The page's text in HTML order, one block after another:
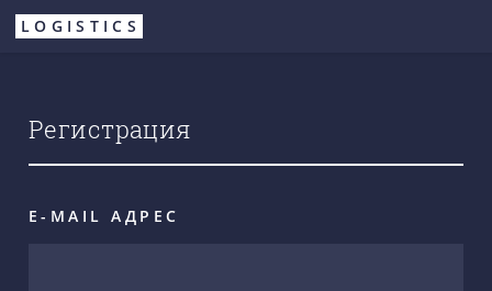
Перейти
LOGISTICS
Регистрация
E-MAIL АДРЕС